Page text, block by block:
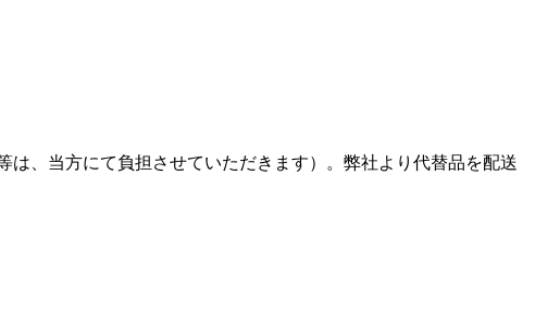
、当方にて負担させていただきます）。弊社より代替品を配送